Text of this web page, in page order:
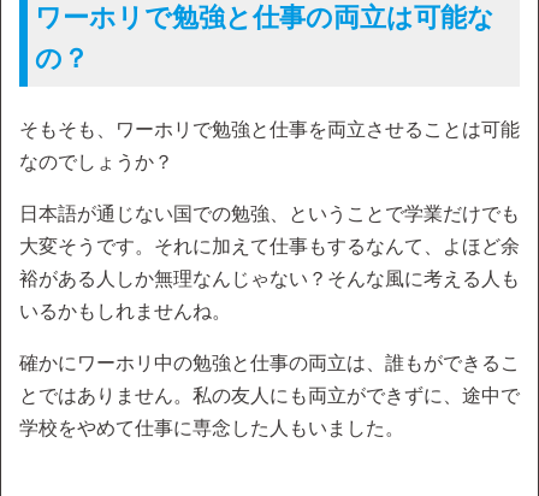
ワーホリで勉強と仕事の両立は可能な
の？
そもそも、ワーホリで勉強と仕事を両立させることは可能
なのでしょうか？
日本語が通じない国での勉強、ということで学業だけでも
大変そうです。それに加えて仕事もするなんて、よほど余
裕がある人しか無理なんじゃない？そんな風に考える人も
いるかもしれませんね。
確かにワーホリ中の勉強と仕事の両立は、誰もができるこ
とではありません。私の友人にも両立ができずに、途中で
学校をやめて仕事に専念した人もいました。